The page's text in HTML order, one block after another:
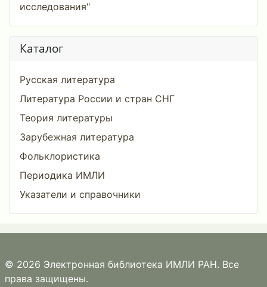
исследования"
Каталог
Русская литература
Литература России и стран СНГ
Теория литературы
Зарубежная литература
Фольклористика
Периодика ИМЛИ
Указатели и справочники
© 2026 Электронная библиотека ИМЛИ РАН. Все
права защищены.